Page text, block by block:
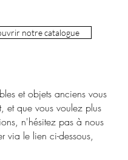
notre catalogue
et objets anciens vous
et que vous voulez plus
n'hésitez pas à nous
via le lien ci-dessous,